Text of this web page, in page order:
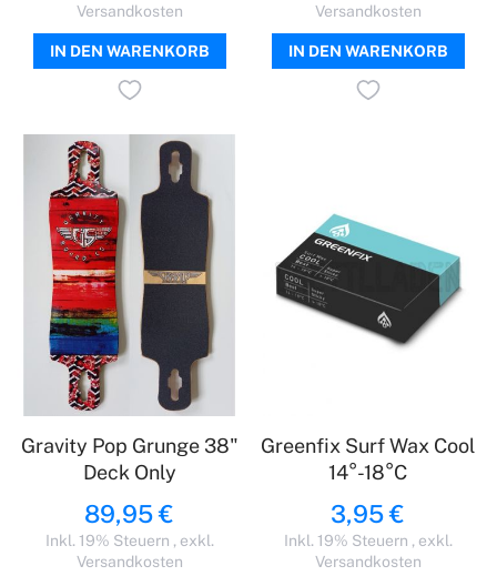
Versandkosten
IN DEN WARENKORB
Versandkosten
IN DEN WARENKORB
Gravity Pop Grunge 38"
Deck Only
89,95 €
Inkl. 19% Steuern , exkl.
Versandkosten
Greenfix Surf Wax Cool
14°-18°C
3,95 €
Inkl. 19% Steuern , exkl.
Versandkosten